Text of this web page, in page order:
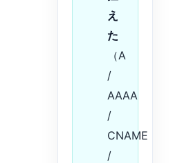
え
た
（A
/
AAAA
/
CNAME
/